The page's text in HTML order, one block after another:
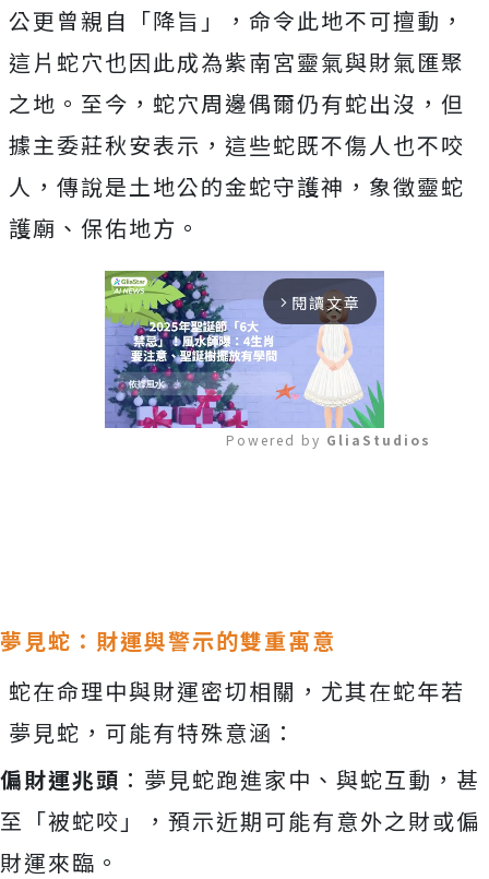
公更曾親自「降旨」，命令此地不可擅動，
這片蛇穴也因此成為紫南宮靈氣與財氣匯聚
之地。至今，蛇穴周邊偶爾仍有蛇出沒，但
據主委莊秋安表示，這些蛇既不傷人也不咬
人，傳說是土地公的金蛇守護神，象徵靈蛇
護廟、保佑地方。
arrow_forward_ios 閱讀文章
Powered by GliaStudios
夢見蛇：財運與警示的雙重寓意
蛇在命理中與財運密切相關，尤其在蛇年若
夢見蛇，可能有特殊意涵：
偏財運兆頭 ：夢見蛇跑進家中、與蛇互動，甚
至「被蛇咬」，預示近期可能有意外之財或偏
財運來臨。